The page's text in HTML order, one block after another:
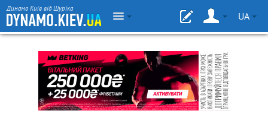
Динамо Київ від Шуріка
UA